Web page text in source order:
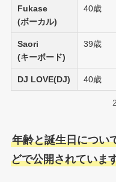
Fukase
(ボーカル)
40歳
Saori
(キーボード)
39歳
DJ LOVE(DJ) 40歳
年齢と誕生日につい
どで公開されていま